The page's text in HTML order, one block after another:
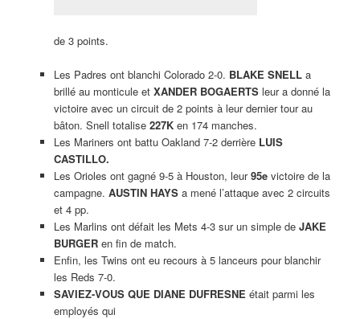
de 3 points.
Les Padres ont blanchi Colorado 2-0. BLAKE SNELLa
brillé au monticule et XANDER BOGAERTSleur a donné la
victoire avec un circuit de 2 points à leur dernier tour au
bâton. Snell totalise 227Ken 174 manches.
Les Mariners ont battu Oakland 7-2 derrière LUIS
CASTILLO.
Les Orioles ont gagné 9-5 à Houston, leur95evictoire de la
campagne. AUSTIN HAYSa mené l’attaque avec 2 circuits
et 4 pp.
Les Marlins ont défait les Mets 4-3 sur un simple de JAKE
BURGERen fin de match.
Enfin, les Twins ont eu recours à 5 lanceurs pour blanchir
les Reds 7-0.
SAVIEZ-VOUS QUE DIANE DUFRESNE était parmi les
employés qui